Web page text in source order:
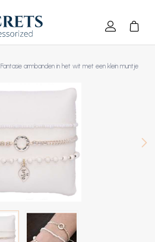
Fantasie armbanden in het wit met een klein muntje